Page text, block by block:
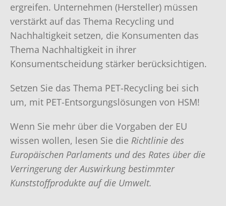
ergreifen. Unternehmen (Hersteller) müssen
verstärkt auf das Thema Recycling und
Nachhaltigkeit setzen, die Konsumenten das
Thema Nachhaltigkeit in ihrer
Konsumentscheidung stärker berücksichtigen.
Setzen Sie das Thema PET-Recycling bei sich
um, mit PET-Entsorgungslösungen von HSM!
Wenn Sie mehr über die Vorgaben der EU
wissen wollen, lesen Sie die Richtlinie des
Europäischen Parlaments und des Rates über die
Verringerung der Auswirkung bestimmter
Kunststoffprodukte auf die Umwelt.